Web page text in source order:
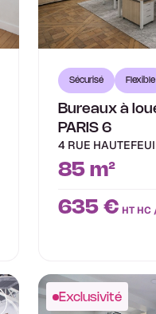
Sécurisé Flexible
Bureaux à
PARIS 6
4 RUE
85 m²
635 € HT HC
Exclusivité